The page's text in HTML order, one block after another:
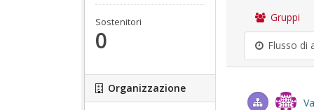
Sostenitori
0
Organizzazione
Gruppi
Flusso di